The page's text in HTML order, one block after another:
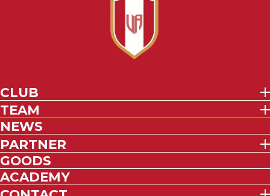
CLUB
TEAM
NEWS
PARTNER
GOODS
ACADEMY